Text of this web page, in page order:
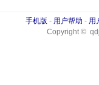
手机版 - 用户帮助 - 用
Copyright ©